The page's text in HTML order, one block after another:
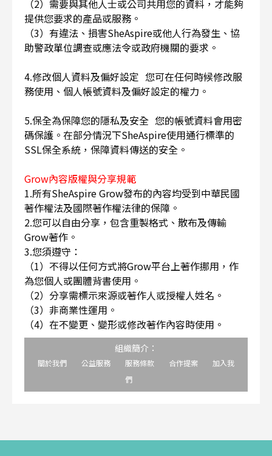
（2）需要與其他人士或公司共用您的資料，才能夠
提供您要求的產品或服務。
（3）有違法、損害SheAspire或他人行為發生、協
助警政單位調查或應法令或政府機關的要求。
4.修改個人資料及偏好設定 您可在任何時候修改服
務使用、個人帳號資料及偏好設定的權力。
5.保全為保障您的隱私及安全 您的帳號資料會用密
碼保護。在部分情況下SheAspire使用通行標準的
SSL保全系統，保障資料傳送的安全。
Grow內容版權與分享規範
1.所有SheAspire Grow發布的內容均受到中華民國
著作權法及國際著作權法律的保障。
2.您可以自由分享，包含重製格式、散布及傳輸
Grow著作。
3.您須遵守：
（1）不得以任何方式將Grow平台上著作挪用，作
為您個人或團體背書使用。
（2）分享需標示來源或著作人或授權人姓名。
（3）非商業性運用。
（4）在不變更、變形或修改著作內容時使用。
組織簡介：
關於我們 公益服務 服務條款 合作提案
加入我
們